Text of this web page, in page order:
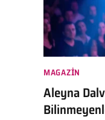
MAGAZIN
Aleyna